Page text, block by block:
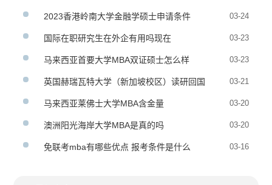
2023香港岭南大学金融学硕士申请条件 03-24
国际在职研究生在外企有用吗现在 03-23
马来西亚首要大学MBA双证硕士怎么样 03-23
英国赫瑞瓦特大学（新加坡校区）读研回国
认可度
03-21
马来西亚莱佛士大学MBA含金量 03-20
澳洲阳光海岸大学MBA是真的吗 03-20
免联考mba有哪些优点 报考条件是什么 03-16